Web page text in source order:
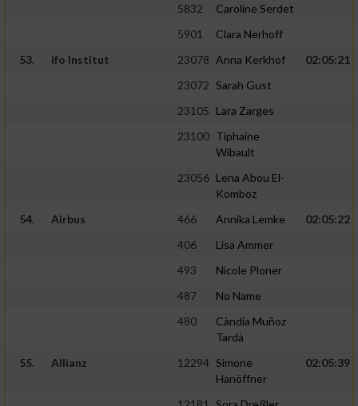
5832
Caroline Serdet
5901
Clara Nerhoff
53.
ifo Institut 23078 Anna Kerkhof
02:05:21
23072 Sarah Gust
23105 Lara Zarges
23100 Tiphaine
Wibault
23056 Lena Abou El-
Komboz
54.
Airbus 466 Annika Lemke
02:05:22
406
Lisa Ammer
493
Nicole Ploner
487
No Name
480
Càndia Muñoz
Tardà
55.
Allianz 12294 Simone
Hanöffner
02:05:39